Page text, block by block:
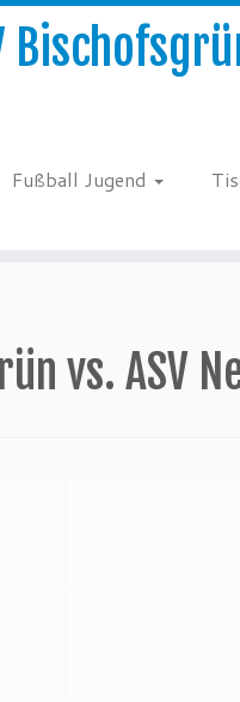
Fußball Jugend
vs. ASV